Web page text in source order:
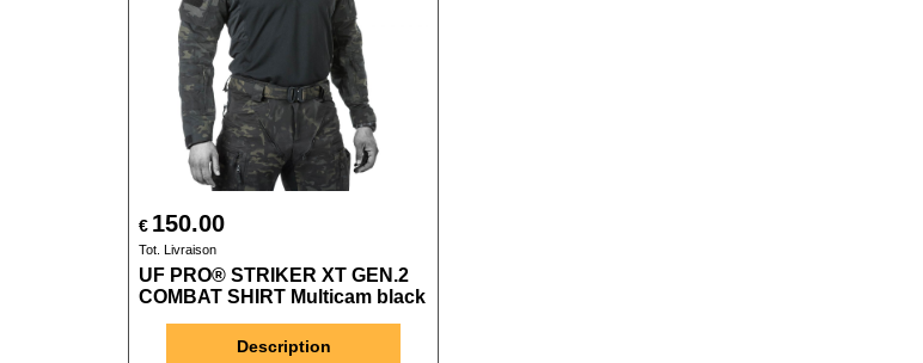
€ 150.00
Tot. Livraison
UF PRO® STRIKER XT GEN.2
COMBAT SHIRT Multicam black
Description